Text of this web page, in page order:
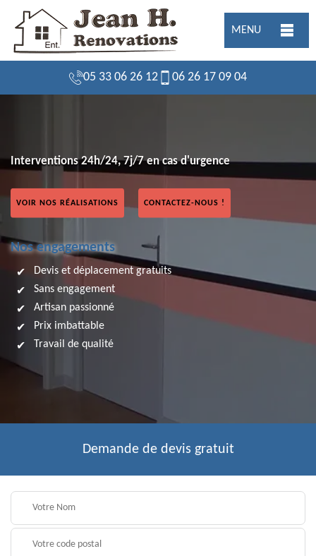
MENU
05 33 06 26 12 06 26 17 09 04
Interventions 24h/24, 7j/7 en cas d'urgence
VOIR NOS RÉALISATIONS CONTACTEZ-NOUS !
Nos engagements
Devis et déplacement gratuits
Sans engagement
Artisan passionné
Prix imbattable
Travail de qualité
Demande de devis gratuit